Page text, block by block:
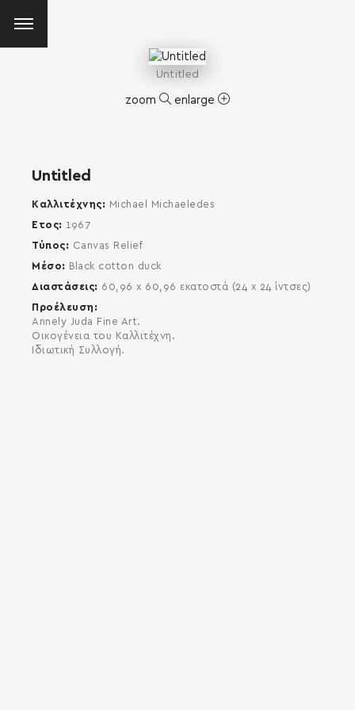
SEARCH AND PRESS ENTER
Untitled
zoom enlarge
Untitled
Καλλιτέχνης
Michael Michaeledes
Έτος
1967
Τύπος
Canvas Relief
Μέσο
Black cotton duck
Διαστάσεις
60,96 x 60,96 εκατοστά (24 x 24 ίντσες)
Προέλευση
Annely Juda Fine Art.
Οικογένεια του Καλλιτέχνη.
Ιδιωτική Συλλογή.